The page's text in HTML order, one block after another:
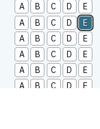
A B C D
E
A B C D
E
A B C D
E
A B C D
E
A B C D
E
A B C D
E